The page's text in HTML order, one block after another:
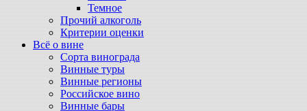
Темное
Прочий алкоголь
Критерии оценки
Всё о вине
Сорта винограда
Винные туры
Винные регионы
Российское вино
Винные бары